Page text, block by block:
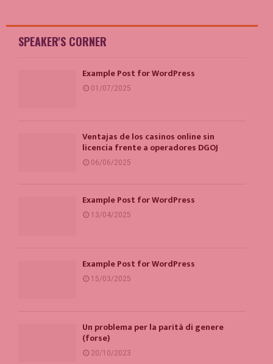
articoli
SPEAKER'S CORNER
Example Post for WordPress
01/07/2025
Ventajas de los casinos online sin
licencia frente a operadores DGOJ
06/06/2025
Example Post for WordPress
13/04/2025
Example Post for WordPress
15/03/2025
Un problema per la parità di genere
(forse)
20/10/2023